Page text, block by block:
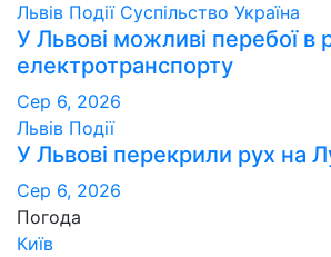
Львів Події Суспільство Україна
У Львові можливі перебої в
електротранспорту
Сер 6, 2026
Львів Події
У Львові перекрили рух на
Сер 6, 2026
Погода
Київ